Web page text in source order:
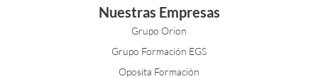
Nuestras Empresas
Grupo Orion
Grupo Formación EGS
Oposita Formación